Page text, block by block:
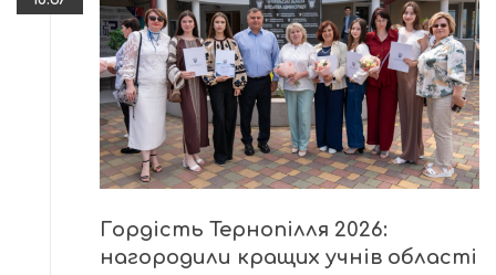
Гордість Тернопілля 2026:
нагородили кращих учнів області